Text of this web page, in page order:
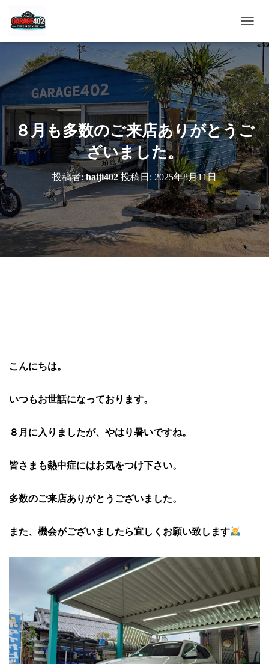
ビ
ー
シ
ョ
ン
を
切
り
替
え
８月も多数のご来店ありがとうご
ざいました。
投稿者:haiji402投稿日: 2025年8月11日
こんにちは。
いつもお世話になっております。
８月に入りましたが、やはり暑いですね。
皆さまも熱中症にはお気をつけ下さい。
多数のご来店ありがとうございました。
また、機会がございましたら宜しくお願い致します